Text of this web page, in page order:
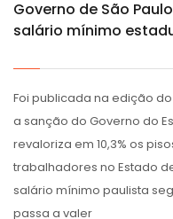
Governo de São
salário mínimo
Foi publicada na edição
a sanção do Governo do
revaloriza em 10,3% os
trabalhadores no Estado
salário mínimo paulista
passa a valer